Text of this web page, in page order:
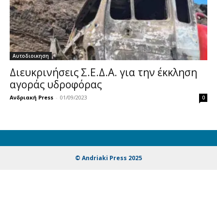
Αυτοδιοικηση
Διευκρινήσεις Σ.Ε.Δ.Α. για την έκκληση
αγοράς υδροφόρας
Ανδριακή Press - 01/09/2023 0
© Andriaki Press 2025